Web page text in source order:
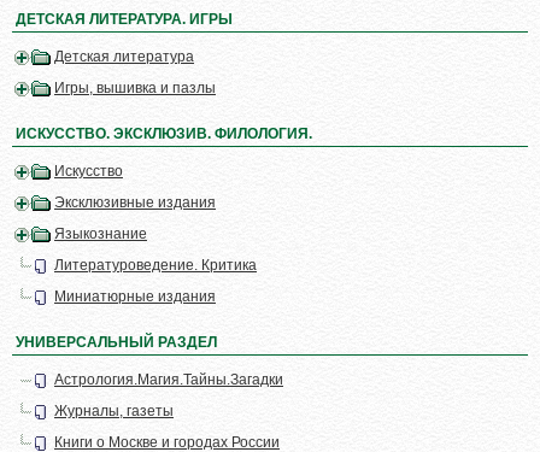
ДЕТСКАЯ ЛИТЕРАТУРА. ИГРЫ
Детская литература
Игры, вышивка и пазлы
ИСКУССТВО. ЭКСКЛЮЗИВ. ФИЛОЛОГИЯ.
Искусство
Эксклюзивные издания
Языкознание
Литературоведение. Критика
Миниатюрные издания
УНИВЕРСАЛЬНЫЙ РАЗДЕЛ
Астрология.Магия.Тайны.Загадки
Журналы, газеты
Книги о Москве и городах России